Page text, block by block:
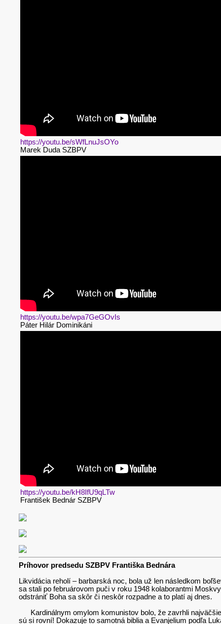
https://youtu.be/sWfLnuJsOYo
Marek Duda SZBPV
https://youtu.be/wpa7GeGOvIs
Páter Hilár Dominikáni
https://youtu.be/kH8IfU9qLTw
František Bednár SZBPV
Príhovor predsedu SZBPV Františka Bednára
Likvidácia reholí – barbarská noc, bola už len následkom
sa stali po februárovom puči v roku 1948 kolaborantmi
odstrániť Boha sa skôr či neskôr rozpadne a to platí aj dnes.
Kardinálnym omylom komunistov bolo, že zavrhli
sú si rovní! Dokazuje to samotná biblia a Evanjelium podľa